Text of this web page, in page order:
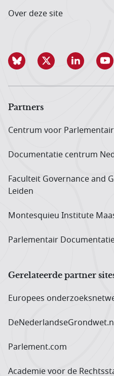
Over deze site
Partners
Centrum voor
Documentatie centrum
Faculteit Governance and
Leiden
Montesquieu Institute
Parlementair
Gerelateerde partner
Europees
Parlement.com
Academie voor de